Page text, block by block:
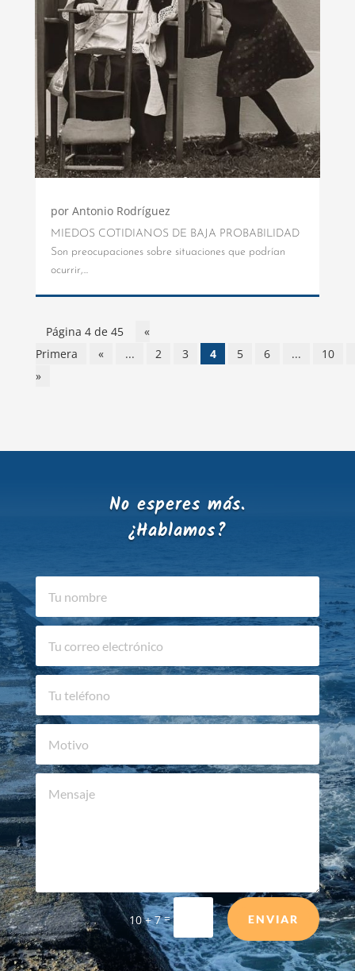
por Antonio Rodríguez
MIEDOS COTIDIANOS DE BAJA PROBABILIDAD
Son preocupaciones sobre situaciones que podrían
ocurrir,...
Página 4 de 45
«
Primera
« ... 2 3 4 5 6 ...
10
»
No esperes más.
¿Hablamos?
10 + 7= ENVIAR